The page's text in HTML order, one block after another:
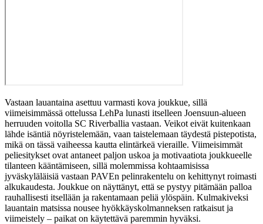
Vastaan lauantaina asettuu varmasti kova joukkue, sillä
viimeisimmässä ottelussa LehPa lunasti itselleen Joensuun-alueen
herruuden voitolla SC Riverballia vastaan. Veikot eivät kuitenkaan
lähde isäntiä nöyristelemään, vaan taistelemaan täydestä pistepotista,
mikä on tässä vaiheessa kautta elintärkeä vieraille. Viimeisimmät
peliesitykset ovat antaneet paljon uskoa ja motivaatiota joukkueelle
tilanteen kääntämiseen, sillä molemmissa kohtaamisissa
jyväskyläläisiä vastaan PAVEn pelinrakentelu on kehittynyt roimasti
alkukaudesta. Joukkue on näyttänyt, että se pystyy pitämään palloa
rauhallisesti itsellään ja rakentamaan peliä ylöspäin. Kulmakiveksi
lauantain matsissa nousee hyökkäyskolmanneksen ratkaisut ja
viimeistely – paikat on käytettävä paremmin hyväksi.